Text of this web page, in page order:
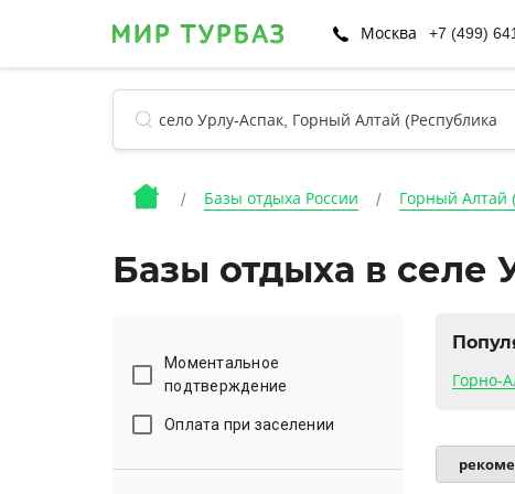
Москва +7 (499)
Базы отдыха России Горный Алтай
Базы отдыха в селе
Моментальное
подтверждение
Оплата при заселении
Горно-